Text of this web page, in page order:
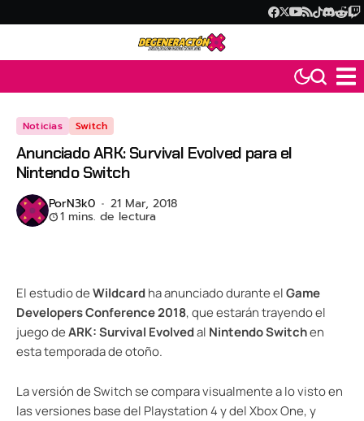
Noticias Switch
Anunciado ARK: Survival Evolved para el
Nintendo Switch
PorN3k0 21 Mar, 2018
1 mins. de lectura
El estudio deWildcardha anunciado durante elGame
Developers Conference 2018, que estarán trayendo el
juego deARK: Survival Evolvedal Nintendo Switchen
esta temporada de otoño.
La versión de Switch se compara visualmente a lo visto en
las versiones base del Playstation 4 y del Xbox One, y